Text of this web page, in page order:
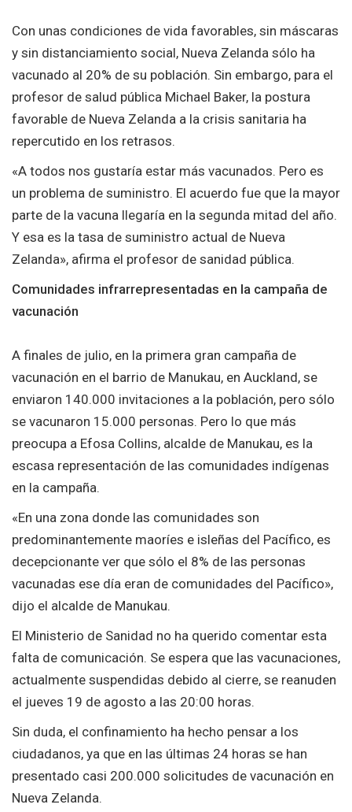
Con unas condiciones de vida favorables, sin máscaras
y sin distanciamiento social, Nueva Zelanda sólo ha
vacunado al 20% de su población. Sin embargo, para el
profesor de salud pública Michael Baker, la postura
favorable de Nueva Zelanda a la crisis sanitaria ha
repercutido en los retrasos.
«A todos nos gustaría estar más vacunados. Pero es
un problema de suministro. El acuerdo fue que la mayor
parte de la vacuna llegaría en la segunda mitad del año.
Y esa es la tasa de suministro actual de Nueva
Zelanda», afirma el profesor de sanidad pública.
Comunidades infrarrepresentadas en la campaña de
vacunación
A finales de julio, en la primera gran campaña de
vacunación en el barrio de Manukau, en Auckland, se
enviaron 140.000 invitaciones a la población, pero sólo
se vacunaron 15.000 personas. Pero lo que más
preocupa a Efosa Collins, alcalde de Manukau, es la
escasa representación de las comunidades indígenas
en la campaña.
«En una zona donde las comunidades son
predominantemente maoríes e isleñas del Pacífico, es
decepcionante ver que sólo el 8% de las personas
vacunadas ese día eran de comunidades del Pacífico»,
dijo el alcalde de Manukau.
El Ministerio de Sanidad no ha querido comentar esta
falta de comunicación. Se espera que las vacunaciones,
actualmente suspendidas debido al cierre, se reanuden
el jueves 19 de agosto a las 20:00 horas.
Sin duda, el confinamiento ha hecho pensar a los
ciudadanos, ya que en las últimas 24 horas se han
presentado casi 200.000 solicitudes de vacunación en
Nueva Zelanda.